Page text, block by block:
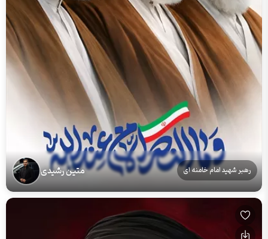
رهبر شهید امام خامنه ای متین رشیدی